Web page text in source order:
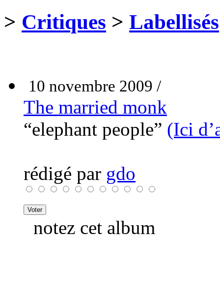
> Critiques > Labellisés
10 novembre 2009 /
The married monk
“elephant people” (Ici
rédigé par gdo
notez cet album